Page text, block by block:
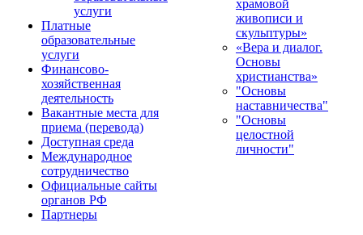
услуги
Платные
образовательные
услуги
Финансово-
хозяйственная
деятельность
Вакантные места для
приема (перевода)
Доступная среда
Международное
сотрудничество
Официальные сайты
органов РФ
Партнеры
храмовой
живописи и
скульптуры»
«Вера и диалог.
Основы
христианства»
"Основы
наставничества"
"Основы
целостной
личности"